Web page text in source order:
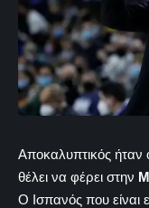
Αποκαλυπτικός ήταν
θέλει να φέρει στην
Ο Ισπανός που είναι